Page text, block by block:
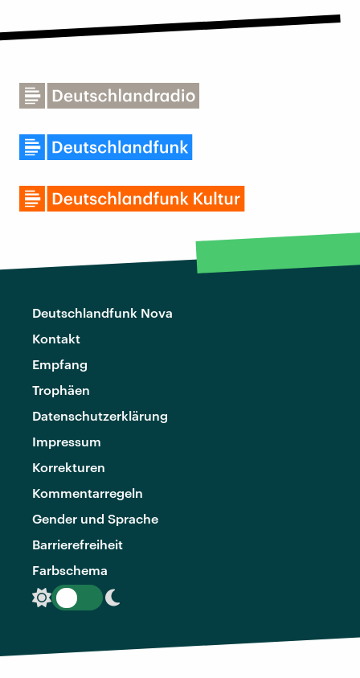
Deutschlandfunk Nova
Kontakt
Empfang
Trophäen
Datenschutzerklärung
Impressum
Korrekturen
Kommentarregeln
Gender und Sprache
Barrierefreiheit
Farbschema